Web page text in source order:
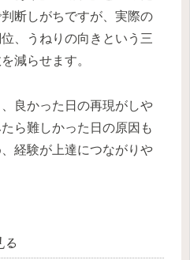
断しがちですが、実際の
、うねりの向きという三
減らせます。
良かった日の再現がしや
ら難しかった日の原因も
経験が上達につながりや